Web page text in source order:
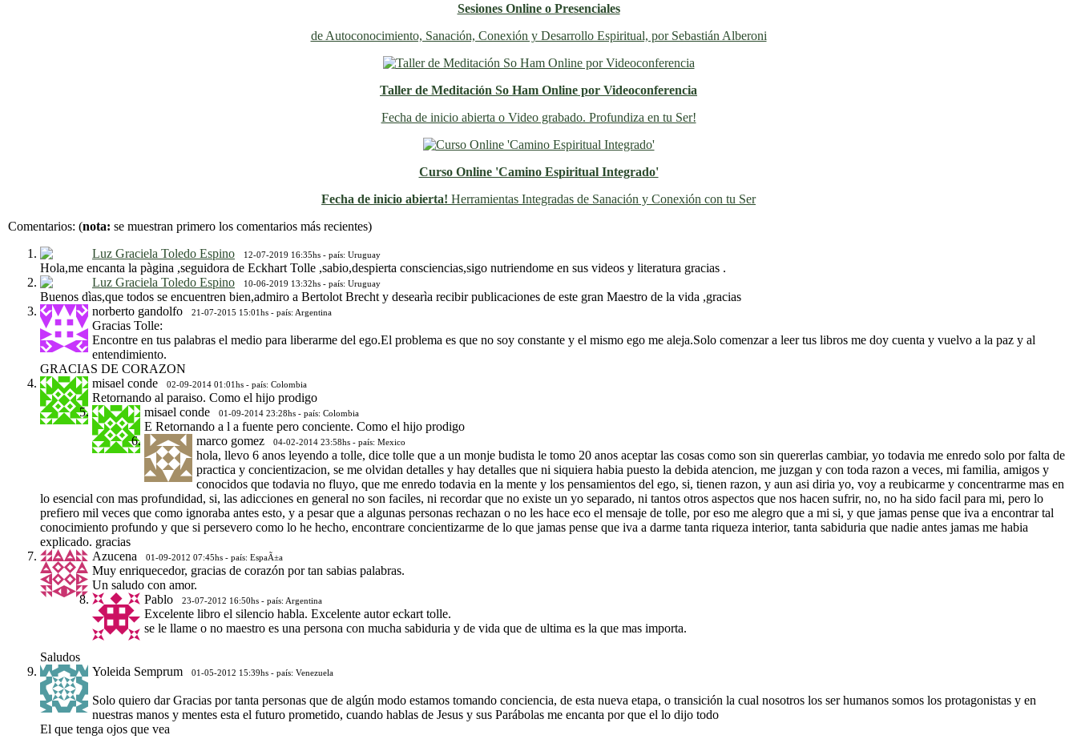
Sesiones Online o Presenciales
de Autoconocimiento, Sanación, Conexión y Desarrollo Espiritual, por Sebastián Alberoni
Taller de Meditación So Ham Online por Videoconferencia
Fecha de inicio abierta o Video grabado. Profundiza en tu Ser!
Curso Online 'Camino Espiritual Integrado'
Fecha de inicio abierta! Herramientas Integradas de Sanación y Conexión con tu Ser
Comentarios: (nota: se muestran primero los comentarios más recientes)
Luz Graciela Toledo Espino
12-07-2019 16:35hs - país: Uruguay
Hola,me encanta la pàgina ,seguidora de Eckhart Tolle ,sabio,despierta consciencias,sigo nutriendome en sus videos y literatura gracias .
Luz Graciela Toledo Espino
10-06-2019 13:32hs - país: Uruguay
Buenos dìas,que todos se encuentren bien,admiro a Bertolot Brecht y desearìa recibir publicaciones de este gran Maestro de la vida ,gracias
norberto gandolfo
21-07-2015 15:01hs - país: Argentina
Gracias Tolle:
Encontre en tus palabras el medio para liberarme del ego.El problema es que no soy constante y el mismo ego me aleja.Solo comenzar a leer tus libros me doy cuenta y vuelvo a la paz y al
entendimiento.
GRACIAS DE CORAZON
misael conde
02-09-2014 01:01hs - país: Colombia
Retornando al paraiso. Como el hijo prodigo
misael conde
01-09-2014 23:28hs - país: Colombia
E Retornando a l a fuente pero conciente. Como el hijo prodigo
marco gomez
04-02-2014 23:58hs - país: Mexico
hola, llevo 6 anos leyendo a tolle, dice tolle que a un monje budista le tomo 20 anos aceptar las cosas como son sin quererlas cambiar, yo todavia me enredo solo por falta de
practica y concientizacion, se me olvidan detalles y hay detalles que ni siquiera habia puesto la debida atencion, me juzgan y con toda razon a veces, mi familia, amigos y
conocidos que todavia no fluyo, que me enredo todavia en la mente y los pensamientos del ego, si, tienen razon, y aun asi diria yo, voy a reubicarme y concentrarme mas en
lo esencial con mas profundidad, si, las adicciones en general no son faciles, ni recordar que no existe un yo separado, ni tantos otros aspectos que nos hacen sufrir, no, no ha sido facil para mi, pero lo
prefiero mil veces que como ignoraba antes esto, y a pesar que a algunas personas rechazan o no les hace eco el mensaje de tolle, por eso me alegro que a mi si, y que jamas pense que iva a encontrar tal
conocimiento profundo y que si persevero como lo he hecho, encontrare concientizarme de lo que jamas pense que iva a darme tanta riqueza interior, tanta sabiduria que nadie antes jamas me habia
explicado. gracias
Azucena
01-09-2012 07:45hs - país: EspaÃ±a
Muy enriquecedor, gracias de corazón por tan sabias palabras.
Un saludo con amor.
Pablo
23-07-2012 16:50hs - país: Argentina
Excelente libro el silencio habla. Excelente autor eckart tolle.
se le llame o no maestro es una persona con mucha sabiduria y de vida que de ultima es la que mas importa.
Saludos
Yoleida Semprum
01-05-2012 15:39hs - país: Venezuela
Solo quiero dar Gracias por tanta personas que de algún modo estamos tomando conciencia, de esta nueva etapa, o transición la cual nosotros los ser humanos somos los protagonistas y en
nuestras manos y mentes esta el futuro prometido, cuando hablas de Jesus y sus Parábolas me encanta por que el lo dijo todo
El que tenga ojos que vea